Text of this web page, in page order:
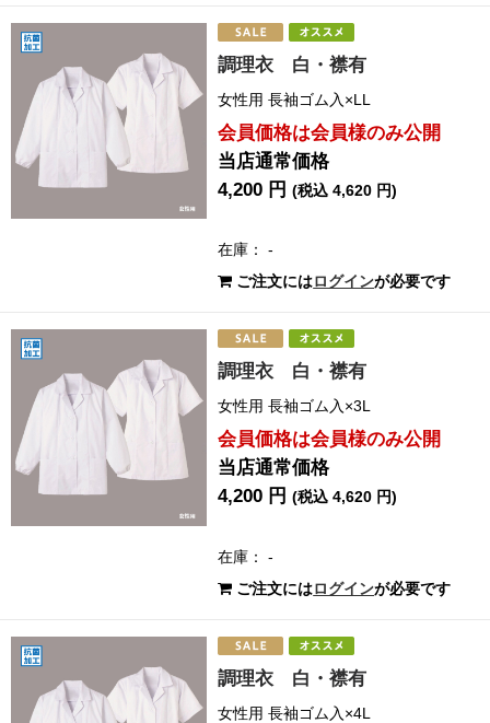
調理衣 白・襟有
女性用 長袖ゴム入×LL
会員価格は会員様のみ公開
当店通常価格
4,200 円(税込 4,620 円)
在庫： -
ご注文にはログインが必要です
調理衣 白・襟有
女性用 長袖ゴム入×3L
会員価格は会員様のみ公開
当店通常価格
4,200 円(税込 4,620 円)
在庫： -
ご注文にはログインが必要です
調理衣 白・襟有
女性用 長袖ゴム入×4L